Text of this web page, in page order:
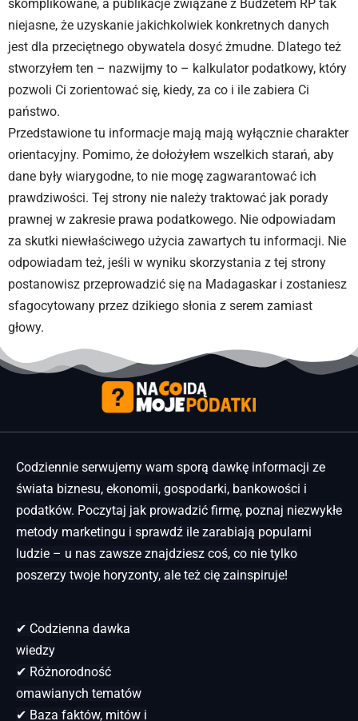
skomplikowane, a publikacje związane z Budżetem RP tak
niejasne, że uzyskanie jakichkolwiek konkretnych danych
jest dla przeciętnego obywatela dosyć żmudne. Dlatego też
stworzyłem ten – nazwijmy to – kalkulator podatkowy, który
pozwoli Ci zorientować się, kiedy, za co i ile zabiera Ci
państwo.
Przedstawione tu informacje mają mają wyłącznie charakter
orientacyjny. Pomimo, że dołożyłem wszelkich starań, aby
dane były wiarygodne, to nie mogę zagwarantować ich
prawdziwości. Tej strony nie należy traktować jak porady
prawnej w zakresie prawa podatkowego. Nie odpowiadam
za skutki niewłaściwego użycia zawartych tu informacji. Nie
odpowiadam też, jeśli w wyniku skorzystania z tej strony
postanowisz przeprowadzić się na Madagaskar i zostaniesz
sfagocytowany przez dzikiego słonia z serem zamiast
głowy.
Codziennie serwujemy wam sporą dawkę informacji ze
świata biznesu, ekonomii, gospodarki, bankowości i
podatków. Poczytaj jak prowadzić firmę, poznaj niezwykłe
metody marketingu i sprawdź ile zarabiają popularni
ludzie – u nas zawsze znajdziesz coś, co nie tylko
poszerzy twoje horyzonty, ale też cię zainspiruje!
✔ Codzienna dawka
wiedzy
✔ Różnorodność
omawianych tematów
✔ Baza faktów, mitów i